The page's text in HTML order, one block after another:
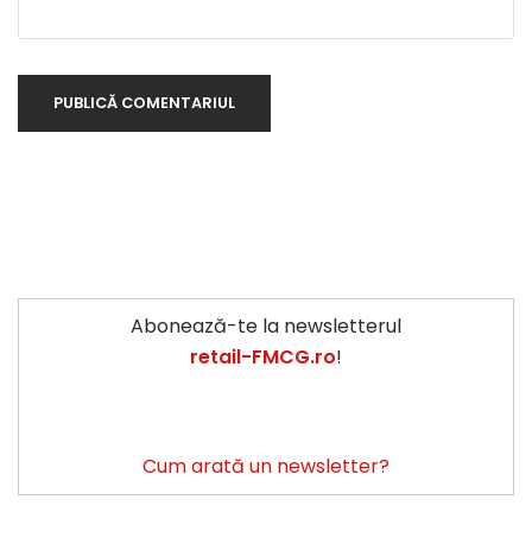
Abonează-te la newsletterul
retail-FMCG.ro!
Cum arată un newsletter?